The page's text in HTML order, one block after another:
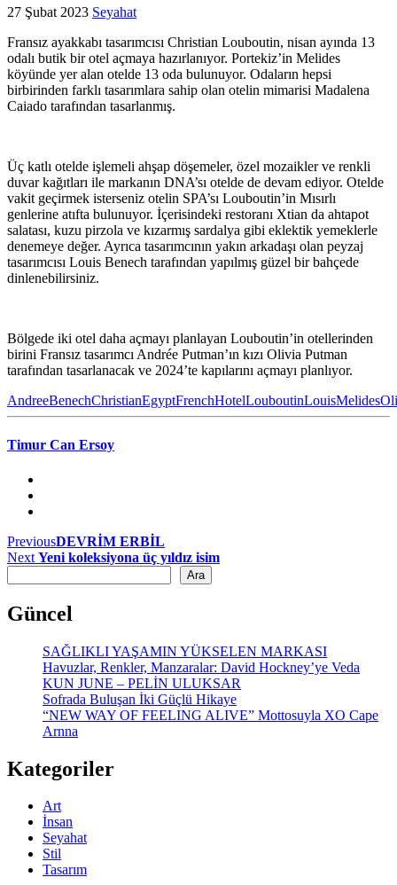
27 Şubat 2023 Seyahat
Fransız ayakkabı tasarımcısı Christian Louboutin, nisan ayında 13
odalı butik bir otel açmaya hazırlanıyor. Portekiz’in Melides
köyünde yer alan otelde 13 oda bulunuyor. Odaların hepsi
birbirinden farklı tasarımlara sahip olan otelin mimarisi Madalena
Caiado tarafından tasarlanmış.
Üç katlı otelde işlemeli ahşap döşemeler, özel mozaikler ve renkli
duvar kağıtları ile markanın DNA’sı otelde de devam ediyor. Otelde
vakit geçirmek isterseniz otelin SPA’sı Louboutin’in Mısırlı
genlerine atıfta bulunuyor. İçerisindeki restoranı Xtian da ahtapot
salatası, kuzu pirzola ve kızarmış sardalya gibi eklektik yemeklerle
denemeye değer. Ayrıca tasarımcının yakın arkadaşı olan peyzaj
tasarımcısı Louis Benech tarafından yapılmış güzel bir bahçede
dinlenebilirsiniz.
Bölgede iki otel daha açmayı planlayan Louboutin’in otellerinden
birini Fransız tasarımcı Andrée Putman’ın kızı Olivia Putman
tarafından tasarlanacak ve 2024’te kapılarını açmayı planlıyor.
AndreeBenechChristianEgyptFrenchHotelLouboutinLouisMelides
Timur Can Ersoy
Yazı
gezinmesi
PreviousPrevious
post:
DEVRİM ERBİL
Next Next
Yeni koleksiyona üç yıldız isim
Ara
Güncel
SAĞLIKLI YAŞAMIN YÜKSELEN MARKASI
Havuzlar, Renkler, Manzaralar: David Hockney’ye Veda
KUN JUNE – PELİN ULUKSAR
Sofrada Buluşan İki Güçlü Hikaye
“NEW WAY OF FEELING ALIVE” Mottosuyla XO Cape
Arnna
Kategoriler
Art
İnsan
Seyahat
Stil
Tasarım